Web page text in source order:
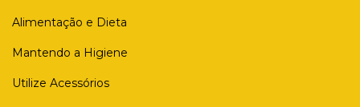
Alimentação e Dieta
Mantendo a Higiene
Utilize Acessórios